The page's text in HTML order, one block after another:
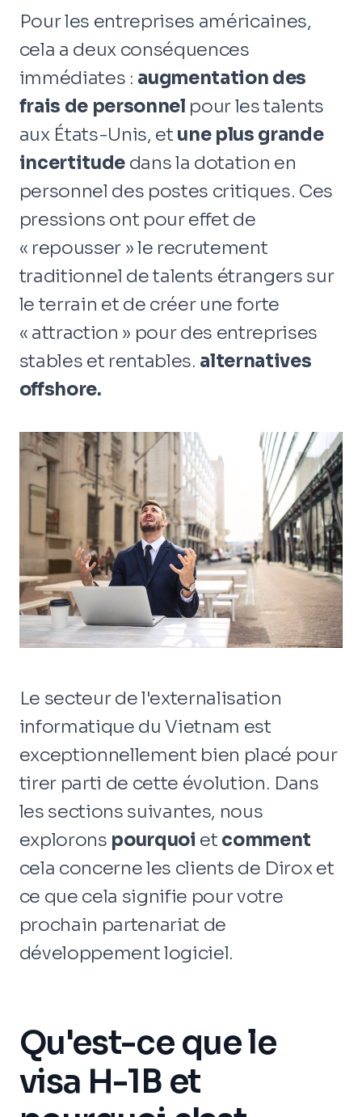
Pour les entreprises américaines,
cela a deux conséquences
immédiates : augmentation des
frais de personnel pour les talents
aux États-Unis, et une plus grande
incertitudedans la dotation en
personnel des postes critiques. Ces
pressions ont pour effet de
« repousser » le recrutement
traditionnel de talents étrangers sur
le terrain et de créer une forte
« attraction » pour des entreprises
stables et rentables. alternatives
offshore.
Le secteur de l'externalisation
informatique du Vietnam est
exceptionnellement bien placé pour
tirer parti de cette évolution. Dans
les sections suivantes, nous
explorons pourquoi et comment
cela concerne les clients de Dirox et
ce que cela signifie pour votre
prochain partenariat de
développement logiciel.
Qu'est-ce que le
visa H-1B et